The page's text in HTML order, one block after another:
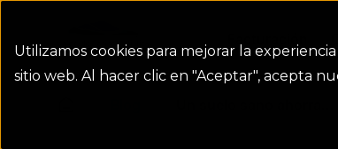
Utilizamos cookies para mejorar la
sitio web. Al hacer clic en "Aceptar", acepta